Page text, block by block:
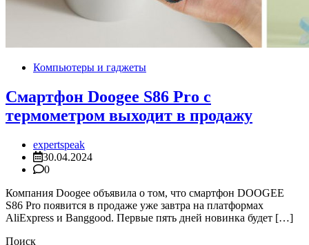
Компьютеры и гаджеты
Смартфон Doogee S86 Pro с
термометром выходит в продажу
expertspeak
30.04.2024
0
Компания Doogee объявила о том, что смартфон DOOGEE
S86 Pro появится в продаже уже завтра на платформах
AliExpress и Banggood. Первые пять дней новинка будет […]
Поиск